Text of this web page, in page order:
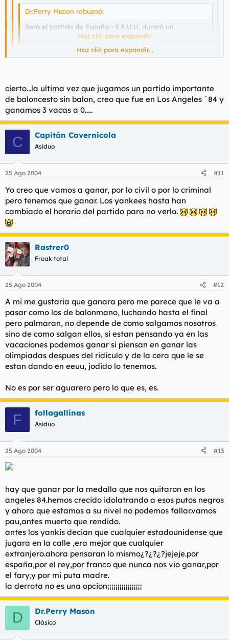
Dr.Perry Mason rebuznó:
Será el partido de España - E.E.U.U, durará un
tiempecillo y jugaran a baloncesto, estará bien.
Haz clic para expandir...
pues realmente nose, depende de como se presente el "match"
en cuestion, pero yo apuesto a
de que si
Haz clic para expandir...
cierto...la ultima vez que jugamos un partido importante
de baloncesto sin balon, creo que fue en Los Angeles ´84 y
ganamos 3 vacas a 0.....
C Capitán Cavernicola
Asiduo
25 Ago 2004 #11
Yo creo que vamos a ganar, por lo civil o por lo criminal
pero tenemos que ganar. Los yankees hasta han
cambiado el horario del partido para no verlo.
Rastrer0
Freak total
25 Ago 2004 #12
A mi me gustaria que ganara pero me parece que le va a
pasar como los de balonmano, luchando hasta el final
pero palmaran, no depende de como salgamos nosotros
sino de como salgan ellos, si estan pensando ya en las
vacaciones podemos ganar si piensan en ganar las
olimpiadas despues del ridiculo y de la cera que le se
estan dando en eeuu, jodido lo tenemos.
No es por ser aguarero pero lo que es, es.
F follagallinas
Asiduo
25 Ago 2004 #13
hay que ganar por la medalla que nos quitaron en los
angeles 84.hemos crecido idolatrando a esos putos negros
y ahora que estamos a su nivel no podemos fallar.vamos
pau,antes muerto que rendido.
antes los yankis decian que cualquier estadounidense que
jugara en la calle ,era mejor que cualquier
extranjero.ahora pensaran lo mismo¿?¿?¿?jejeje.por
españa,por el rey,por franco que nunca nos vio ganar,por
el fary,y por mi puta madre.
la derrota no es una opcion¡¡¡¡¡¡¡¡¡¡¡¡¡¡¡¡¡
D Dr.Perry Mason
Clásico